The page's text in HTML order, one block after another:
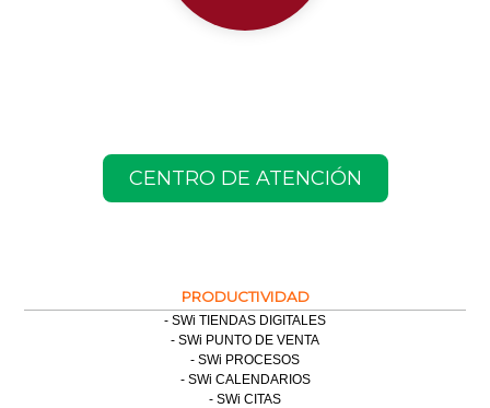
CENTRO DE ATENCIÓN
PRODUCTIVIDAD
SWi TIENDAS DIGITALES
SWi PUNTO DE VENTA
SWi PROCESOS
SWi CALENDARIOS
SWi CITAS